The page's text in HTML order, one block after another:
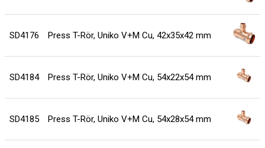
SD4176 Press T-Rör, Uniko V+M Cu, 42x35x42 mm
SD4184 Press T-Rör, Uniko V+M Cu, 54x22x54 mm
SD4185 Press T-Rör, Uniko V+M Cu, 54x28x54 mm